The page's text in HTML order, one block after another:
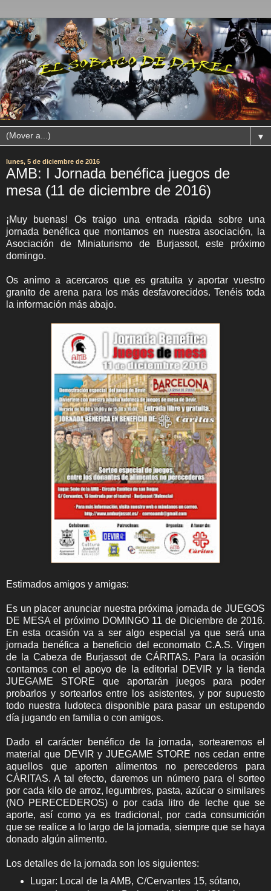
▼
lunes, 5 de diciembre de 2016
AMB: I Jornada benéfica juegos de
mesa (11 de diciembre de 2016)
¡Muy buenas! Os traigo una entrada rápida sobre una
jornada benéfica que montamos en nuestra asociación, la
Asociación de Miniaturismo de Burjassot, este próximo
domingo.
Os animo a acercaros que es gratuita y aportar vuestro
granito de arena para los más desfavorecidos. Tenéis toda
la información más abajo.
Estimados amigos y amigas:
Es un placer anunciar nuestra próxima jornada de JUEGOS
DE MESA el próximo DOMINGO 11 de Diciembre de 2016.
En esta ocasión va a ser algo especial ya que será una
jornada benéfica a beneficio del economato C.A.S. Virgen
de la Cabeza de Burjassot de CÁRITAS. Para la ocasión
contamos con el apoyo de la editorial DEVIR y la tienda
JUEGAME STORE que aportarán juegos para poder
probarlos y sortearlos entre los asistentes, y por supuesto
todo nuestra ludoteca disponible para pasar un estupendo
día jugando en familia o con amigos.
Dado el carácter benéfico de la jornada, sortearemos el
material que DEVIR y JUEGAME STORE nos cedan entre
aquellos que aporten alimentos no perecederos para
CÁRITAS. A tal efecto, daremos un número para el sorteo
por cada kilo de arroz, legumbres, pasta, azúcar o similares
(NO PERECEDEROS) o por cada litro de leche que se
aporte, así como ya es tradicional, por cada consumición
que se realice a lo largo de la jornada, siempre que se haya
donado algún alimento.
Los detalles de la jornada son los siguientes:
Lugar: Local de la AMB, C/Cervantes 15, sótano,